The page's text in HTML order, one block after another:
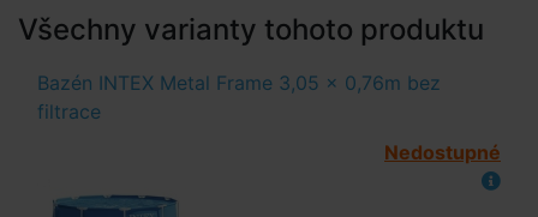
Všechny varianty tohoto produktu
Bazén INTEX Metal Frame 3,05 x 0,76m bez
filtrace
Nedostupné